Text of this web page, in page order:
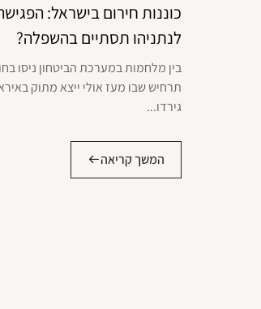
כוננות חירום בישראל:
לנתניהו תסתיים בהשפלה?
בין מלחמות במערכת הביטחון ניסו
תרחיש שבו מעז אולי ייצא מתוק
גירדו...
המשך קריאה